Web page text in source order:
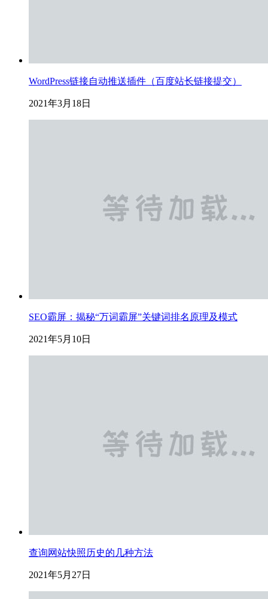
WordPress链接自动推送插件（百度站长链接提交）
2021年3月18日
SEO霸屏：揭秘“万词霸屏”关键词排名原理及模式
2021年5月10日
查询网站快照历史的几种方法
2021年5月27日